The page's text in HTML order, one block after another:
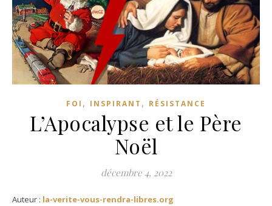
FOI , INSPIRANT , RÉSISTANCE
L’Apocalypse et le Père
Noël
décembre 4, 2022
Auteur : la-verite-vous-rendra-libres.org